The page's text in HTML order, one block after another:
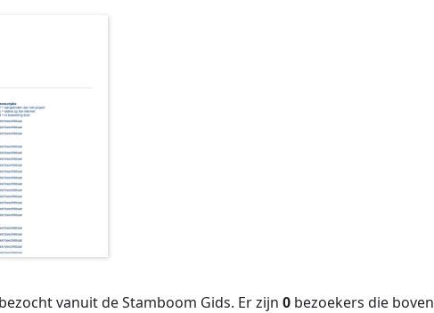
vanuit de Stamboom Gids. Er zijn 0 bezoekers die